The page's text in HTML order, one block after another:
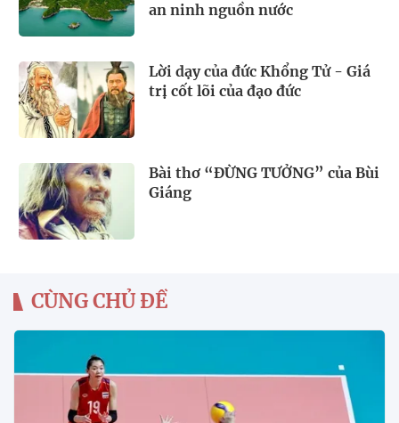
an ninh nguồn nước
Lời dạy của đức Khổng Tử - Giá
trị cốt lõi của đạo đức
Bài thơ “ĐỪNG TƯỞNG” của Bùi
Giáng
CÙNG CHỦ ĐỀ